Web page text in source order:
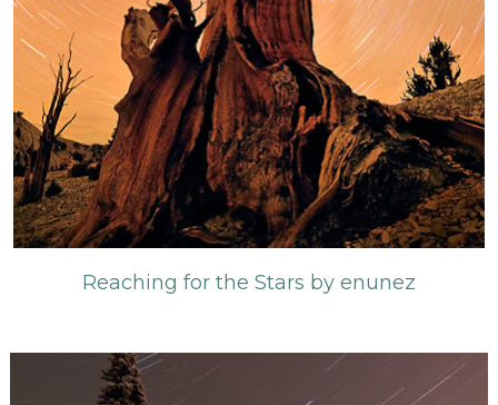
Reaching for the Stars by enunez